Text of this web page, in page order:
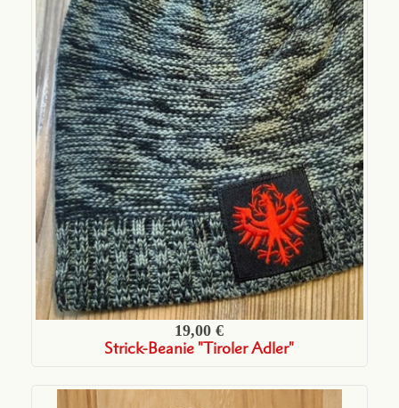
19,00 €
Strick-Beanie "Tiroler Adler"